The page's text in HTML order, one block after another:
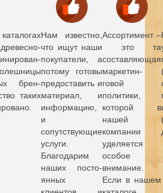
брен-
таких
Нам известно,
что ищут наши
покупатели, а
потому готовы
предоставить и
материал, и
информацию,
и
сопутствующие
услуги.
Благодарим
наших посто-
янных
Ассортимент –
это та
составляющая
маркетин-
говой
политики,
которой в
нашей
компании
уделяется
особое
внимание.
Если в нашем